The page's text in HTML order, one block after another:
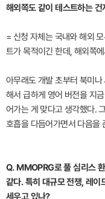
해외쪽도 같이 테스트하는 건
= 신청 자체는 국내와 해외
트가 목적이긴 한데, 해외쪽
아무래도 개발 초부터 북미
해서 급하게 영어 버전을 지
어가는 게 맞다고 생각했다.
호흡을 다듬어가면서 다음을
Q. MMOPRG로 풀 심리스
같다. 특히 대규모 전쟁, 레이
세우고 있나?